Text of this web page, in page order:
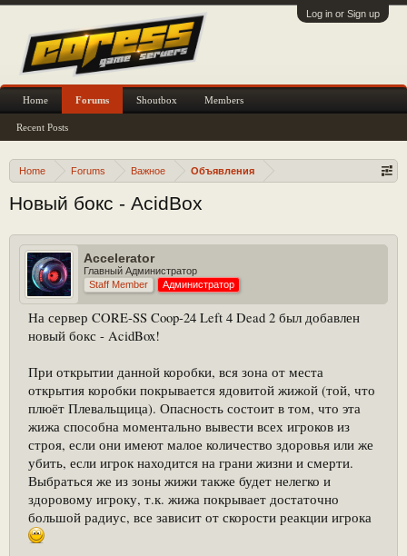
Log in or Sign up
Home Forums Важное Объявления
Новый бокс - AcidBox
Accelerator
Главный Администратор
Staff Member
Администратор
На сервер CORE-SS Coop-24 Left 4 Dead 2 был добавлен
новый бокс - AcidBox!
При открытии данной коробки, вся зона от места
открытия коробки покрывается ядовитой жижой (той, что
плюёт Плевальщица). Опасность состоит в том, что эта
жижа способна моментально вывести всех игроков из
строя, если они имеют малое количество здоровья или же
убить, если игрок находится на грани жизни и смерти.
Выбраться же из зоны жижи также будет нелегко и
здоровому игроку, т.к. жижа покрывает достаточно
большой радиус, все зависит от скорости реакции игрока
Home Forums
Recent Posts
Shoutbox Members